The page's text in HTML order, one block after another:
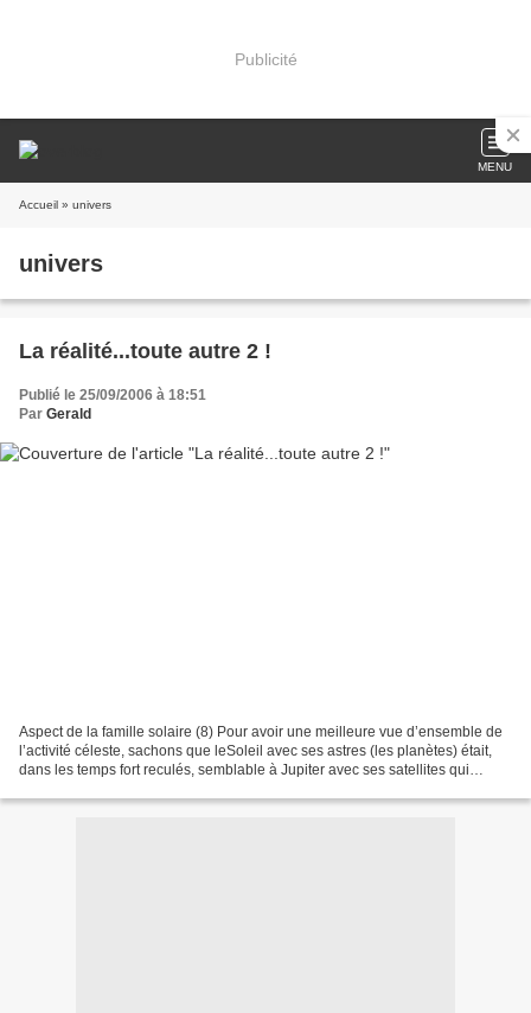
Publicité
MENU
Accueil » univers
univers
La réalité...toute autre 2 !
Publié le 25/09/2006 à 18:51
Par Gerald
Aspect de la famille solaire (8) Pour avoir une meilleure vue d’ensemble de
l’activité céleste, sachons que leSoleil avec ses astres (les planètes) était,
dans les temps fort reculés, semblable à Jupiter avec ses satellites qui